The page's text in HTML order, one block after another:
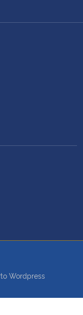
Wordpress